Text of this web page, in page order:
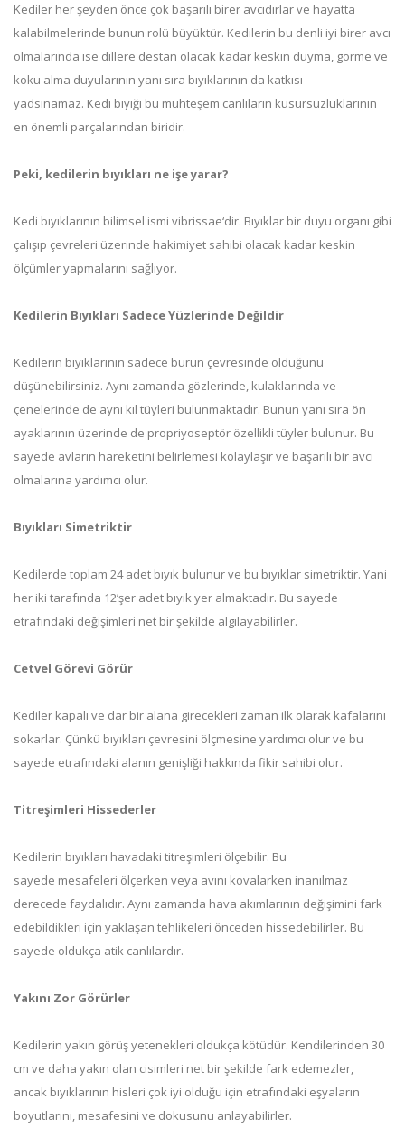
Kediler her şeyden önce çok başarılı birer avcıdırlar ve hayatta
kalabilmelerinde bunun rolü büyüktür. Kedilerin bu denli iyi birer avcı
olmalarında ise dillere destan olacak kadar keskin duyma, görme ve
koku alma duyularının yanı sıra bıyıklarının da katkısı
yadsınamaz. Kedi bıyığı bu muhteşem canlıların kusursuzluklarının
en önemli parçalarından biridir.
Peki, kedilerin bıyıkları ne işe yarar?
Kedi bıyıklarının bilimsel ismi vibrissae‘dir. Bıyıklar bir duyu organı gibi
çalışıp çevreleri üzerinde hakimiyet sahibi olacak kadar keskin
ölçümler yapmalarını sağlıyor.
Kedilerin Bıyıkları Sadece Yüzlerinde Değildir
Kedilerin bıyıklarının sadece burun çevresinde olduğunu
düşünebilirsiniz. Aynı zamanda gözlerinde, kulaklarında ve
çenelerinde de aynı kıl tüyleri bulunmaktadır. Bunun yanı sıra ön
ayaklarının üzerinde de propriyoseptör özellikli tüyler bulunur. Bu
sayede avların hareketini belirlemesi kolaylaşır ve başarılı bir avcı
olmalarına yardımcı olur.
Bıyıkları Simetriktir
Kedilerde toplam 24 adet bıyık bulunur ve bu bıyıklar simetriktir. Yani
her iki tarafında 12’şer adet bıyık yer almaktadır. Bu sayede
etrafındaki değişimleri net bir şekilde algılayabilirler.
Cetvel Görevi Görür
Kediler kapalı ve dar bir alana girecekleri zaman ilk olarak kafalarını
sokarlar. Çünkü bıyıkları çevresini ölçmesine yardımcı olur ve bu
sayede etrafındaki alanın genişliği hakkında fikir sahibi olur.
Titreşimleri Hissederler
Kedilerin bıyıkları havadaki titreşimleri ölçebilir. Bu
sayede mesafeleri ölçerken veya avını kovalarken inanılmaz
derecede faydalıdır. Aynı zamanda hava akımlarının değişimini fark
edebildikleri için yaklaşan tehlikeleri önceden hissedebilirler. Bu
sayede oldukça atik canlılardır.
Yakını Zor Görürler
Kedilerin yakın görüş yetenekleri oldukça kötüdür. Kendilerinden 30
cm ve daha yakın olan cisimleri net bir şekilde fark edemezler,
ancak bıyıklarının hisleri çok iyi olduğu için etrafındaki eşyaların
boyutlarını, mesafesini ve dokusunu anlayabilirler.